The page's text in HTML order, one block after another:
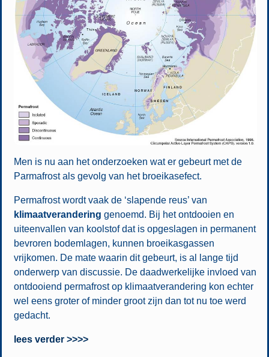
Men is nu aan het onderzoeken wat er gebeurt met de
Parmafrost als gevolg van het broeikasefect.
Permafrost wordt vaak de ‘slapende reus’ van
klimaatverandering genoemd. Bij het ontdooien en
uiteenvallen van koolstof dat is opgeslagen in permanent
bevroren bodemlagen, kunnen broeikasgassen
vrijkomen. De mate waarin dit gebeurt, is al lange tijd
onderwerp van discussie. De daadwerkelijke invloed van
ontdooiend permafrost op klimaatverandering kon echter
wel eens groter of minder groot zijn dan tot nu toe werd
gedacht.
lees verder >>>>